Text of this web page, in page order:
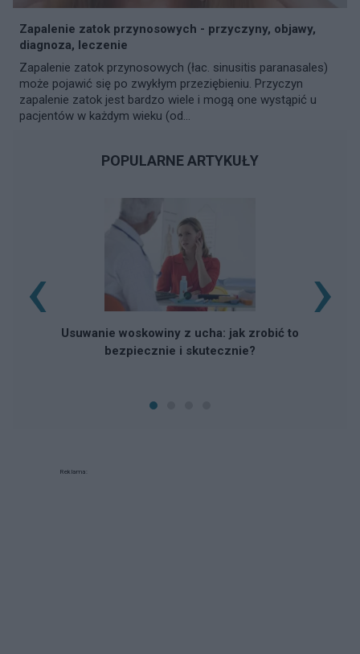
Zapalenie zatok przynosowych - przyczyny, objawy,
diagnoza, leczenie
Zapalenie zatok przynosowych (łac. sinusitis paranasales)
może pojawić się po zwykłym przeziębieniu. Przyczyn
zapalenie zatok jest bardzo wiele i mogą one wystąpić u
pacjentów w każdym wieku (od...
POPULARNE ARTYKUŁY
Usuwanie woskowiny z ucha: jak zrobić to
bezpiecznie i skutecznie?
‹ ›
Reklama: